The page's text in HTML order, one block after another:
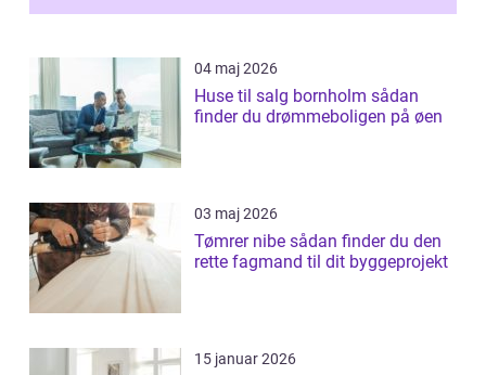
04 maj 2026
Huse til salg bornholm sådan
finder du drømmeboligen på øen
03 maj 2026
Tømrer nibe sådan finder du den
rette fagmand til dit byggeprojekt
15 januar 2026